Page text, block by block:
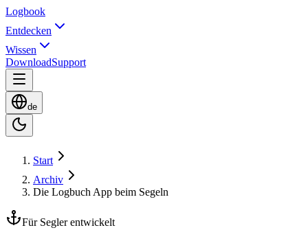
Logbook
Entdecken
Wissen
DownloadSupport
de
Start
Archiv
Die Logbuch App beim Segeln
Für Segler entwickelt